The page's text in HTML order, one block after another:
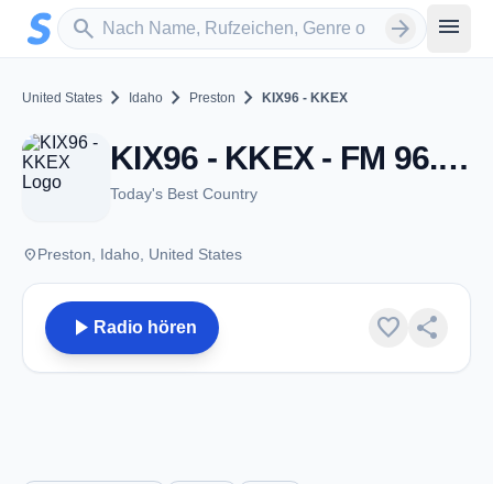
Zum Hauptinhalt springen
search
Sender suchen arrow_forward menu
United States chevron_right Idaho chevron_right Preston chevron_right KIX96 - KKEX
KIX96 - KKEX - FM 96.7 - Preston, ID
Today's Best Country
placePreston, Idaho, United States
play_arrow Radio hören favorite share